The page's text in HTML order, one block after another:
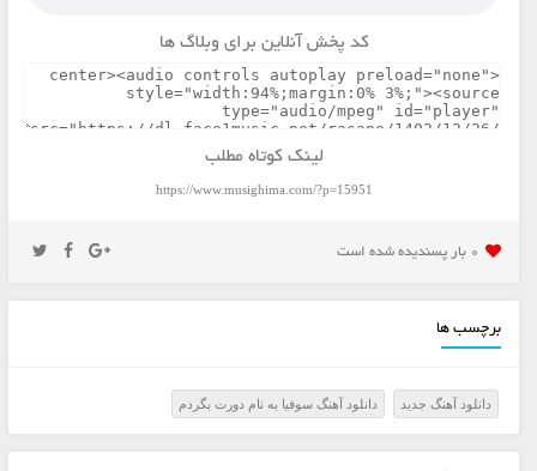
کد پخش آنلاین برای وبلاگ ها
لینک کوتاه مطلب
https://www.musighima.com/?p=15951
0 بار پسنديده شده است
برچسب ها
دانلود آهنگ جديد دانلود آهنگ سوفیا به نام دورت بگردم